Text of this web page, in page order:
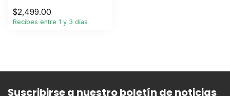
$2,499.00
Recibes entre 1 y 3 días
Suscribirse a nuestro boletín de noticias